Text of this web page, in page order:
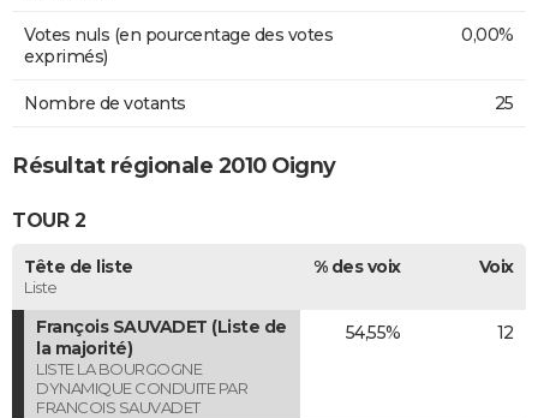
Votes nuls (en pourcentage des votes
exprimés)
0,00%
Nombre de votants 25
Résultat régionale 2010 Oigny
TOUR 2
Tête de liste
Liste
% des voix Voix
François SAUVADET (Liste de
la majorité)
LISTE LA BOURGOGNE
DYNAMIQUE CONDUITE PAR
FRANCOIS SAUVADET
54,55% 12